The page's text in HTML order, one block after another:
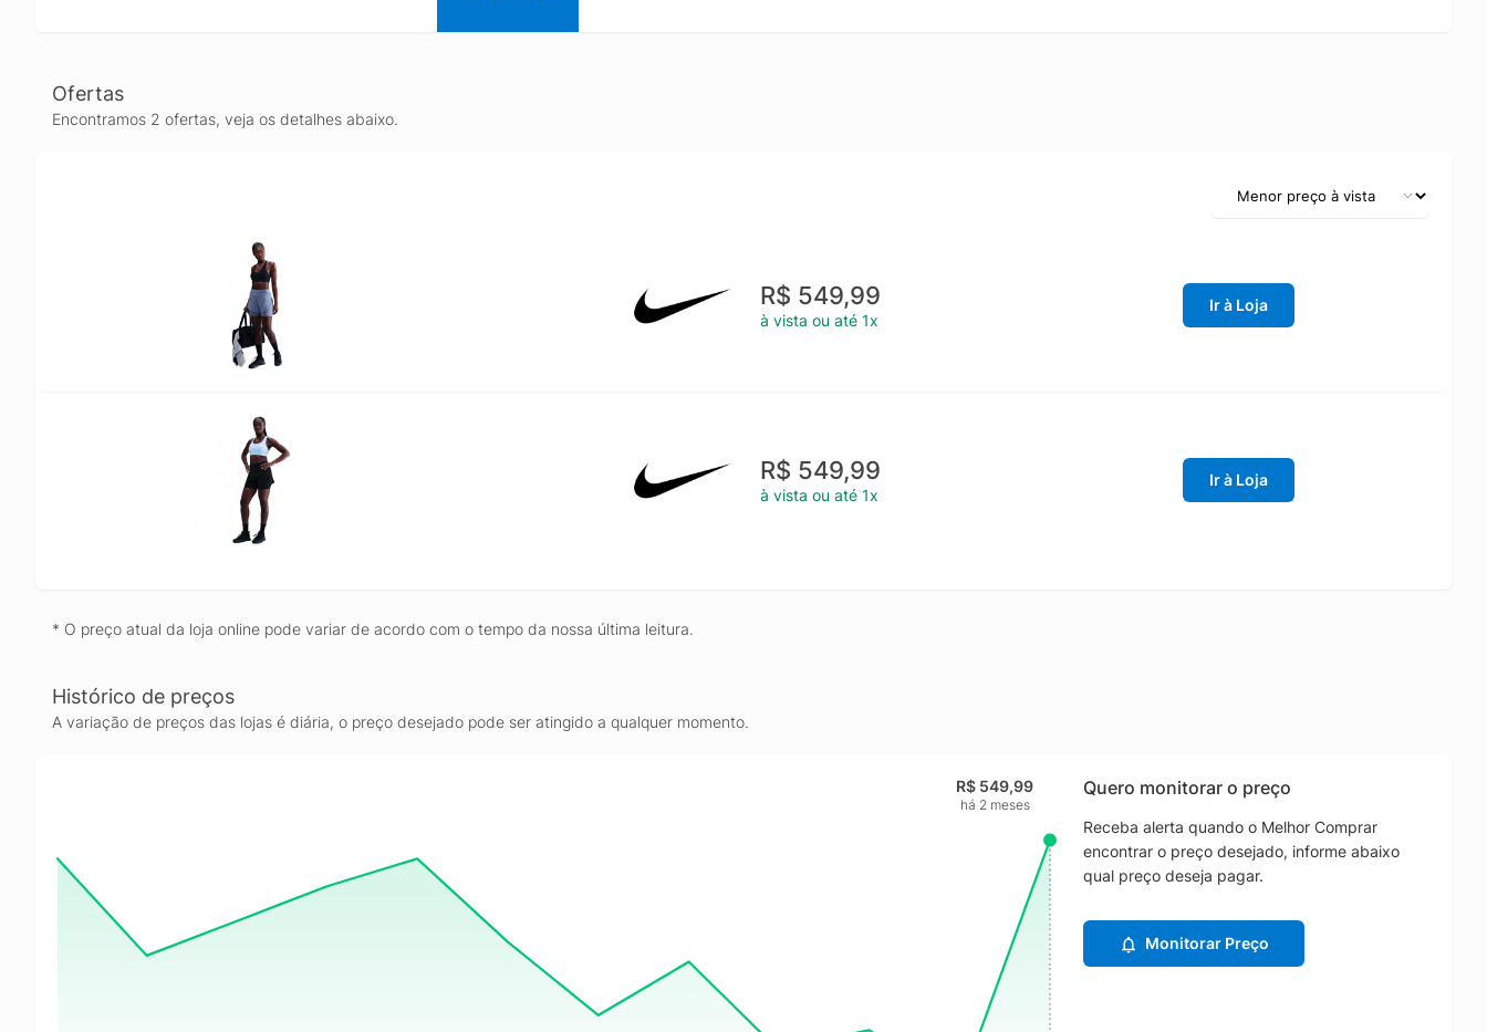
Ofertas
Encontramos 2 ofertas, veja os detalhes abaixo.
R$ 549,99
à vista ou até 1x
Ir à Loja
R$ 549,99
à vista ou até 1x
Ir à Loja
* O preço atual da loja online pode variar de acordo com o tempo da nossa última leitura.
Histórico de preços
A variação de preços das lojas é diária, o preço desejado pode ser atingido a qualquer momento.
R$ 549,99
há 2 meses
Quero monitorar o preço
Receba alerta quando o Melhor Comprar
encontrar o preço desejado, informe abaixo
qual preço deseja pagar.
Monitorar Preço